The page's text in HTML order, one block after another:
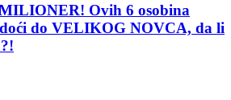
Ovih 6 osobina
do VELIKOG NOVCA, da li